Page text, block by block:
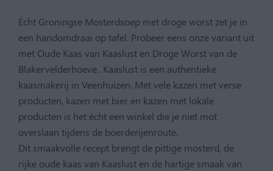
Écht Groningse Mosterdsoep met droge worst zet je in
een handomdraai op tafel. Probeer eens onze variant uit
met Oude Kaas van Kaaslust en Droge Worst van de
Blakervelderhoeve.. Kaaslust is een authentieke
kaasmakerij in Veenhuizen. Met vele kazen met verse
producten, kazen met bier en kazen met lokale
producten is het écht een winkel die je niet mot
overslaan tijdens de boerderijenroute.
Dit smaakvolle recept brengt de pittige mosterd, de
rijke oude kaas van Kaaslust en de hartige smaak van